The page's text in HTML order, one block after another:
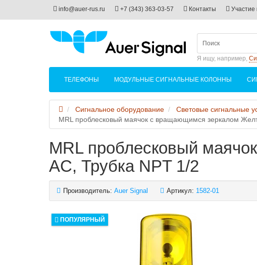
info@auer-rus.ru +7 (343) 363-03-57 Контакты Участие
Я ищу, например,
ТЕЛЕФОНЫ МОДУЛЬНЫЕ СИГНАЛЬНЫЕ КОЛОННЫ
Сигнальное оборудование Световые сигнальные
MRL проблесковый маячок с вращающимся зеркалом
MRL проблесковый
AC, Трубка NPT 1/2
Производитель: Auer Signal Артикул: 1582-01
ПОПУЛЯРНЫЙ